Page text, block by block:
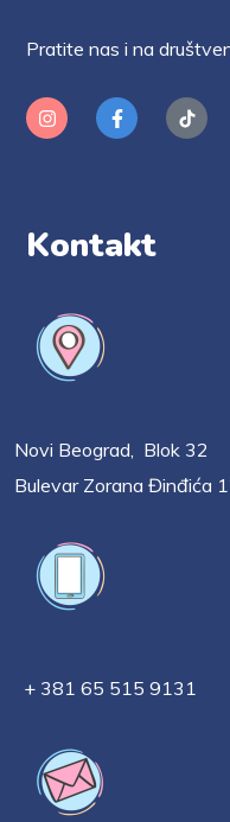
Pratite nas i na
Kontakt
Novi Beograd, Blok 32
Bulevar Zorana Đinđića
+ 381 65 515 9131